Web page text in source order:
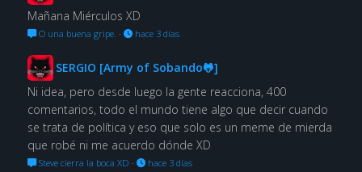
Mañana Miérculos XD
O una buena gripe. · hace 3 días
SERGIO [Army of Sobando🐸]
Ni idea, pero desde luego la gente reacciona, 400
comentarios, todo el mundo tiene algo que decir cuando
se trata de política y eso que solo es un meme de mierda
que robé ni me acuerdo dónde XD
Steve cierra la boca XD · hace 3 días